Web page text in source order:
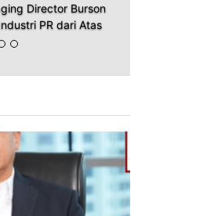
Director Burson
PR dari Atas
Next